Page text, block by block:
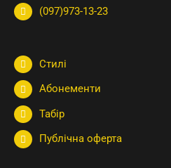
(097)973-13-23
Стилі
Абонементи
Табір
Публічна оферта